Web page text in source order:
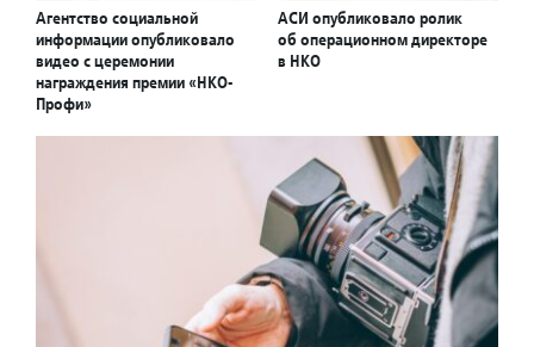
Агентство социальной
информации опубликовало
видео с церемонии
награждения премии «НКО-
Профи»
АСИ опубликовало ролик
об операционном директоре
в НКО